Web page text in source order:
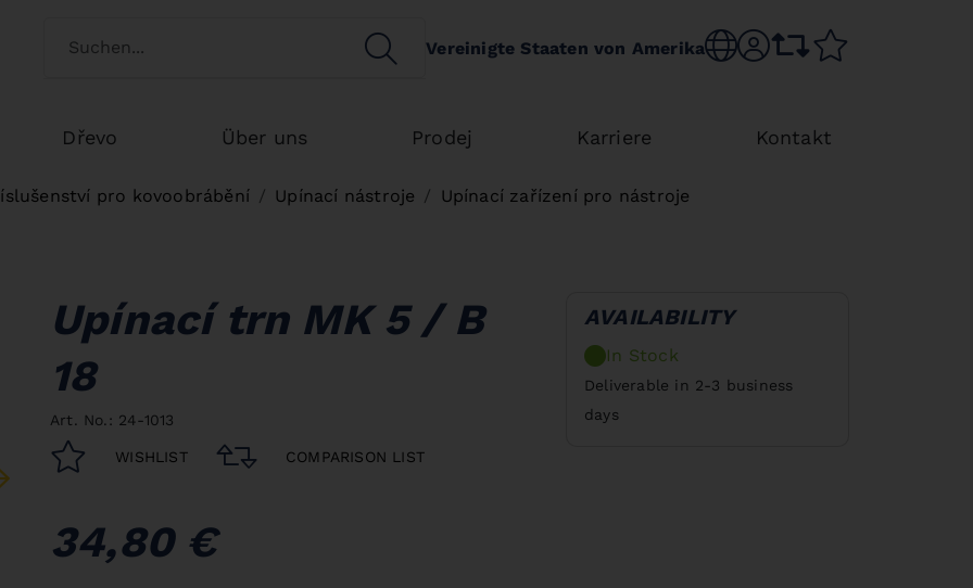
Switch customertype SEARCHVereinigte Staaten von Amerika Choose language
sr.accountcomparison list
Dřevo Über uns Prodej Karriere Kontakt
pro kovoobrábění Upínací nástroje
Upínací zařízení pro nástroje
Upínací trn MK 5 / B
18
Art. No.: 24-1013
WISHLIST COMPARISON LIST
34,80 €
AVAILABILITY
In Stock
Deliverable in 2-3 business
days